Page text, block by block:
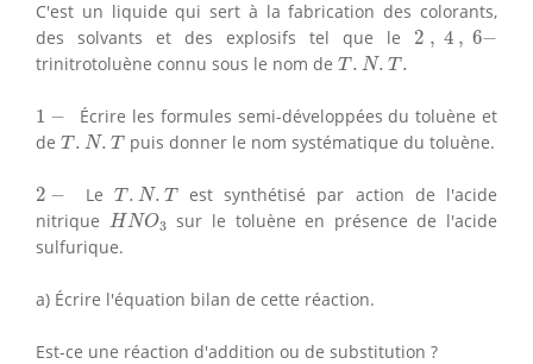
C'est un liquide qui sert à la fabrication des colorants,
des solvants et des explosifs tel que le 2 , 4 , 6−
2 4, −
trinitrotoluène connu sous le nom de T . N. T.
T. N.T .
1 −
1
Écrire les formules semi-développées du toluène et
de T . N. T
T. N.T puis donner le nom systématique du toluène.
2 −
2 Le T . N. T
T. N.T
est synthétisé par action de l'acide
nitrique HNO3
HNO3
sur le toluène en présence de l'acide
sulfurique.
a) Écrire l'équation bilan de cette réaction.
Est-ce une réaction d'addition ou de substitution ?